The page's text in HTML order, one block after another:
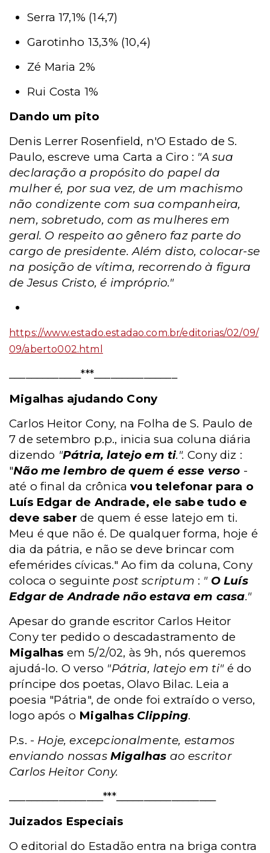
Serra 17,1% (14,7)
Garotinho 13,3% (10,4)
Zé Maria 2%
Rui Costa 1%
Dando um pito
Denis Lerrer Rosenfield, n'O Estado de S.
Paulo, escreve uma Carta a Ciro : "A sua
declaração a propósito do papel da
mulher é, por sua vez, de um machismo
não condizente com sua companheira,
nem, sobretudo, com as mulheres em
geral. O respeito ao gênero faz parte do
cargo de presidente. Além disto, colocar-se
na posição de vítima, recorrendo à figura
de Jesus Cristo, é impróprio."
https://www.estado.estadao.com.br/editorias/02/09/
09/aberto002.html
_____________***_______________
Migalhas ajudando Cony
Carlos Heitor Cony, na Folha de S. Paulo de
7 de setembro p.p., inicia sua coluna diária
dizendo "Pátria, latejo em ti.".Cony diz :
"Não me lembro de quem é esse verso -
até o final da crônicavou telefonar para o
Luís Edgar de Andrade, ele sabe tudo e
deve saberde quem é esse latejo em ti.
Meu é que não é. De qualquer forma, hoje é
dia da pátria, e não se deve brincar com
efemérides cívicas." Ao fim da coluna, Cony
coloca o seguinte post scriptum : " O Luís
Edgar de Andrade não estava em casa."
Apesar do grande escritor Carlos Heitor
Cony ter pedido o descadastramento de
Migalhas em 5/2/02, às 9h, nós queremos
ajudá-lo. O verso "Pátria, latejo em ti" é do
príncipe dos poetas, Olavo Bilac. Leia a
poesia "Pátria", de onde foi extraído o verso,
logo após o Migalhas Clipping.
P.s. - Hoje, excepcionalmente, estamos
enviando nossas Migalhas ao escritor
Carlos Heitor Cony.
_________________***__________________
Juizados Especiais
O editorial do Estadão entra na briga contra